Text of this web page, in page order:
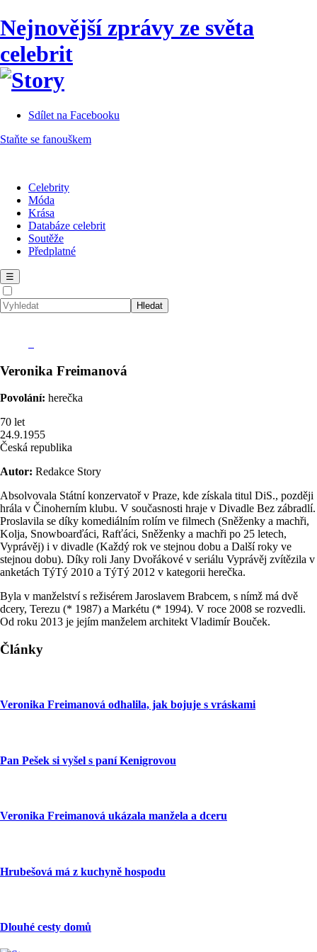
Nejnovější zprávy ze světa
celebrit
Sdílet na Facebooku
Staňte se fanouškem
Celebrity
Móda
Krása
Databáze celebrit
Soutěže
Předplatné
☰
Veronika Freimanová
Povolání: herečka
70 let
24.9.1955
Česká republika
Autor: Redakce Story
Absolvovala Státní konzervatoř v Praze, kde získala titul DiS., později
hrála v Činoherním klubu. V současnosti hraje v Divadle Bez zábradlí.
Proslavila se díky komediálním rolím ve filmech (Sněženky a machři,
Kolja, Snowboarďáci, Rafťáci, Sněženky a machři po 25 letech,
Vyprávěj) i v divadle (Každý rok ve stejnou dobu a Další roky ve
stejnou dobu). Díky roli Jany Dvořákové v seriálu Vyprávěj zvítězila v
anketách TýTý 2010 a TýTý 2012 v kategorii herečka.
Byla v manželství s režisérem Jaroslavem Brabcem, s nímž má dvě
dcery, Terezu (* 1987) a Markétu (* 1994). V roce 2008 se rozvedli.
Od roku 2013 je jejím manželem architekt Vladimír Bouček.
Články
Veronika Freimanová odhalila, jak bojuje s vráskami
Pan Pešek si vyšel s paní Kenigrovou
Veronika Freimanová ukázala manžela a dceru
Hrubešová má z kuchyně hospodu
Dlouhé cesty domů